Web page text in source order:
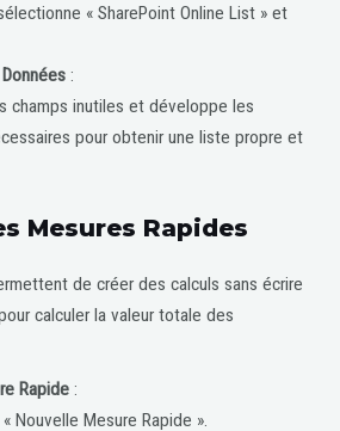
« SharePoint Online List » et
:
champs inutiles et développe les
pour obtenir une liste propre et
Mesures Rapides
de créer des calculs sans écrire
calculer la valeur totale des
Rapide:
Nouvelle Mesure Rapide ».